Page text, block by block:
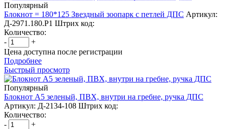
Популярный
Блокнот = 180*125 Звездный зоопарк с петлей ДПС Артикул:
Д-2971.180.Р1 Штрих код:
Количество:
-
+
Цена доступна после регистрации
Подробнее
Быстрый просмотр
Популярный
Блокнот А5 зеленый, ПВХ, внутри на гребне, ручка ДПС
Артикул: Д-2134-108 Штрих код:
Количество:
-
+